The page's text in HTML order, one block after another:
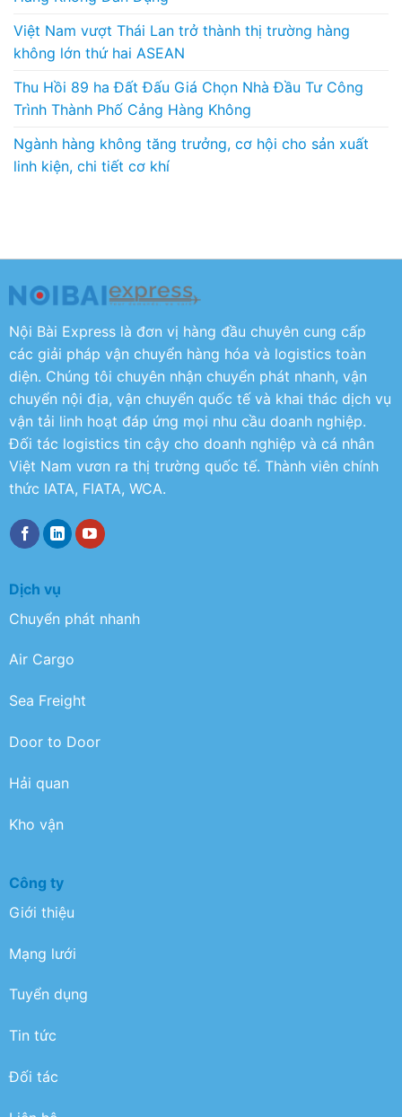
Việt Nam vượt Thái Lan trở thành thị trường hàng
không lớn thứ hai ASEAN
Thu Hồi 89 ha Đất Đấu Giá Chọn Nhà Đầu Tư Công
Trình Thành Phố Cảng Hàng Không
Ngành hàng không tăng trưởng, cơ hội cho sản xuất
linh kiện, chi tiết cơ khí
Nội Bài Express là đơn vị hàng đầu chuyên cung cấp
các giải pháp vận chuyển hàng hóa và logistics toàn
diện. Chúng tôi chuyên nhận chuyển phát nhanh, vận
chuyển nội địa, vận chuyển quốc tế và khai thác dịch vụ
vận tải linh hoạt đáp ứng mọi nhu cầu doanh nghiệp.
Đối tác logistics tin cậy cho doanh nghiệp và cá nhân
Việt Nam vươn ra thị trường quốc tế. Thành viên chính
thức IATA, FIATA, WCA.
Dịch vụ
Chuyển phát nhanh
Air Cargo
Sea Freight
Door to Door
Hải quan
Kho vận
Công ty
Giới thiệu
Mạng lưới
Tuyển dụng
Tin tức
Đối tác